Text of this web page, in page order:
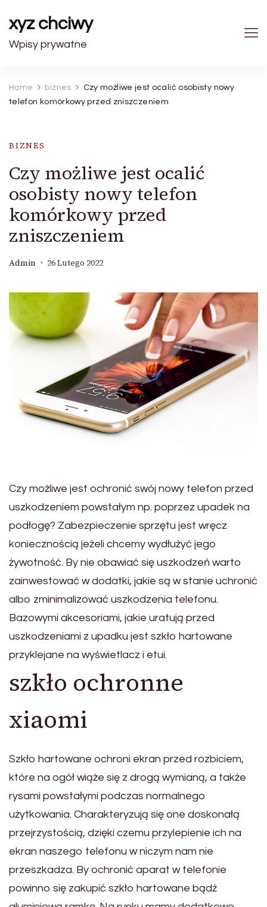
xyz chciwy
Wpisy prywatne
Home biznes
Czy możliwe jest ocalić osobisty nowy
telefon komórkowy przed zniszczeniem
BIZNES
Czy możliwe jest ocalić
osobisty nowy telefon
komórkowy przed
zniszczeniem
Admin 26 Lutego 2022
Czy możliwe jest ochronić swój nowy telefon przed
uszkodzeniem powstałym np. poprzez upadek na
podłogę? Zabezpieczenie sprzętu jest wręcz
koniecznością jeżeli chcemy wydłużyć jego
żywotność. By nie obawiać się uszkodzeń warto
zainwestować w dodatki, jakie są w stanie uchronić
albo zminimalizować uszkodzenia telefonu.
Bazowymi akcesoriami, jakie uratują przed
uszkodzeniami z upadku jest szkło hartowane
przyklejane na wyświetlacz i etui.
szkło ochronne
xiaomi
Szkło hartowane ochroni ekran przed rozbiciem,
które na ogół wiąże się z drogą wymianą, a także
rysami powstałymi podczas normalnego
użytkowania. Charakteryzują się one doskonałą
przejrzystością, dzięki czemu przylepienie ich na
ekran naszego telefonu w niczym nam nie
przeszkadza. By ochronić aparat w telefonie
powinno się zakupić szkło hartowane bądź